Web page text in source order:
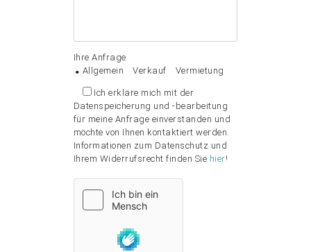
Ihre Anfrage
Allgemein
Verkauf Vermietung
Ich erkläre mich mit der
Datenspeicherung und -bearbeitung
für meine Anfrage einverstanden und
möchte von Ihnen kontaktiert werden.
Informationen zum Datenschutz und
Ihrem Widerrufsrecht finden Sie hier!